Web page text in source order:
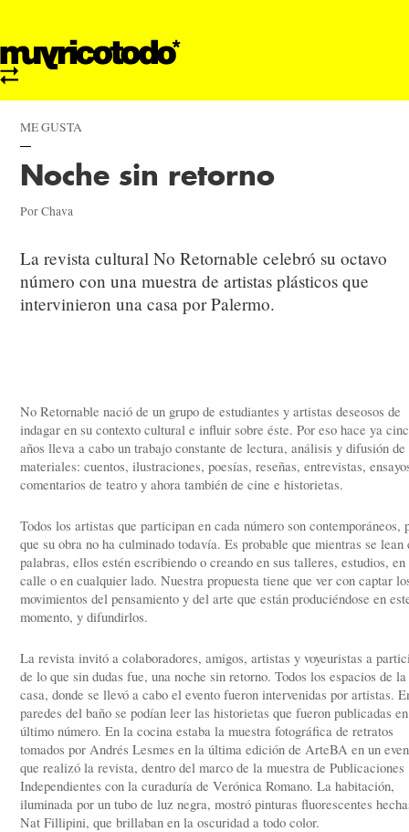
ME GUSTA
Noche sin retorno
Por Chava
La revista cultural No Retornable celebró su octavo
número con una muestra de artistas plásticos que
intervinieron una casa por Palermo.
No Retornable nació de un grupo de estudiantes y artistas deseosos de
indagar en su contexto cultural e influir sobre éste. Por eso hace ya
años lleva a cabo un trabajo constante de lectura, análisis y difusión de
materiales: cuentos, ilustraciones, poesías, reseñas, entrevistas,
comentarios de teatro y ahora también de cine e historietas.
Todos los artistas que participan en cada número son contemporáneos,
que su obra no ha culminado todavía. Es probable que mientras se lean
palabras, ellos estén escribiendo o creando en sus talleres, estudios,
calle o en cualquier lado. Nuestra propuesta tiene que ver con captar
movimientos del pensamiento y del arte que están produciéndose en
momento, y difundirlos.
La revista invitó a colaboradores, amigos, artistas y voyeuristas a
de lo que sin dudas fue, una noche sin retorno. Todos los espacios de la
casa, donde se llevó a cabo el evento fueron intervenidas por artistas.
paredes del baño se podían leer las historietas que fueron publicadas
último número. En la cocina estaba la muestra fotográfica de retratos
tomados por Andrés Lesmes en la última edición de ArteBA en un
que realizó la revista, dentro del marco de la muestra de Publicaciones
Independientes con la curaduría de Verónica Romano. La habitación,
iluminada por un tubo de luz negra, mostró pinturas fluorescentes
Nat Fillipini, que brillaban en la oscuridad a todo color.